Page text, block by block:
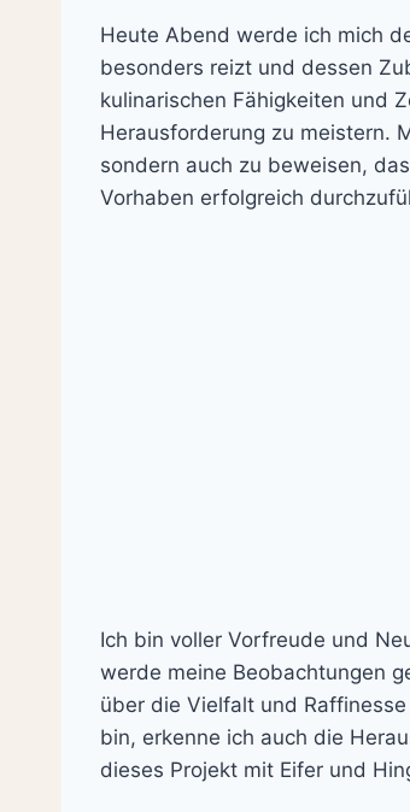
Heute Abend werde ich mich
besonders reizt und dessen
kulinarischen Fähigkeiten und
Herausforderung zu meistern.
sondern auch zu beweisen,
Vorhaben erfolgreich
Ich bin voller Vorfreude und
werde meine Beobachtungen
über die Vielfalt und
bin, erkenne ich auch die
dieses Projekt mit Eifer und